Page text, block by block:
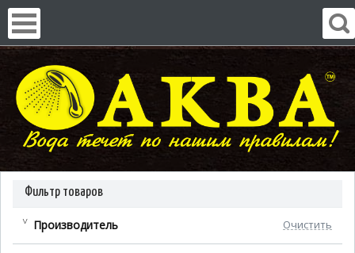
Фильтр товаров
Производитель Очистить